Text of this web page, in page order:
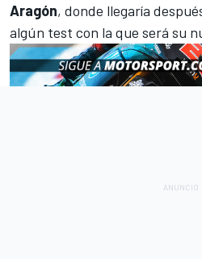
Aragón, donde llegaría
algún test con la que será su